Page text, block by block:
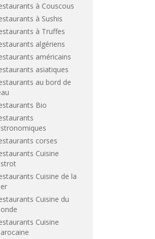
à Couscous
à Sushis
à Truffes
algériens
américains
asiatiques
au bord de
Bio
corses
Cuisine
Cuisine de la
Cuisine du
Cuisine